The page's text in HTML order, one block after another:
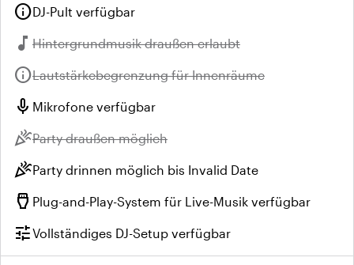
infoDJ-Pult verfügbar
music_note Nicht verfügbar:
Hintergrundmusik draußen erlaubt
infoNicht verfügbar:
Lautstärkebegrenzung für Innenräume
mic Mikrofone verfügbar
celebrationNicht verfügbar:
Party draußen möglich
celebrationParty drinnen möglich bis Invalid Date
settings_input_hdmi Plug-and-Play-System für Live-Musik verfügbar
tuneVollständiges DJ-Setup verfügbar